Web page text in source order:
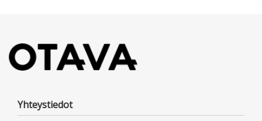
Yhteystiedot